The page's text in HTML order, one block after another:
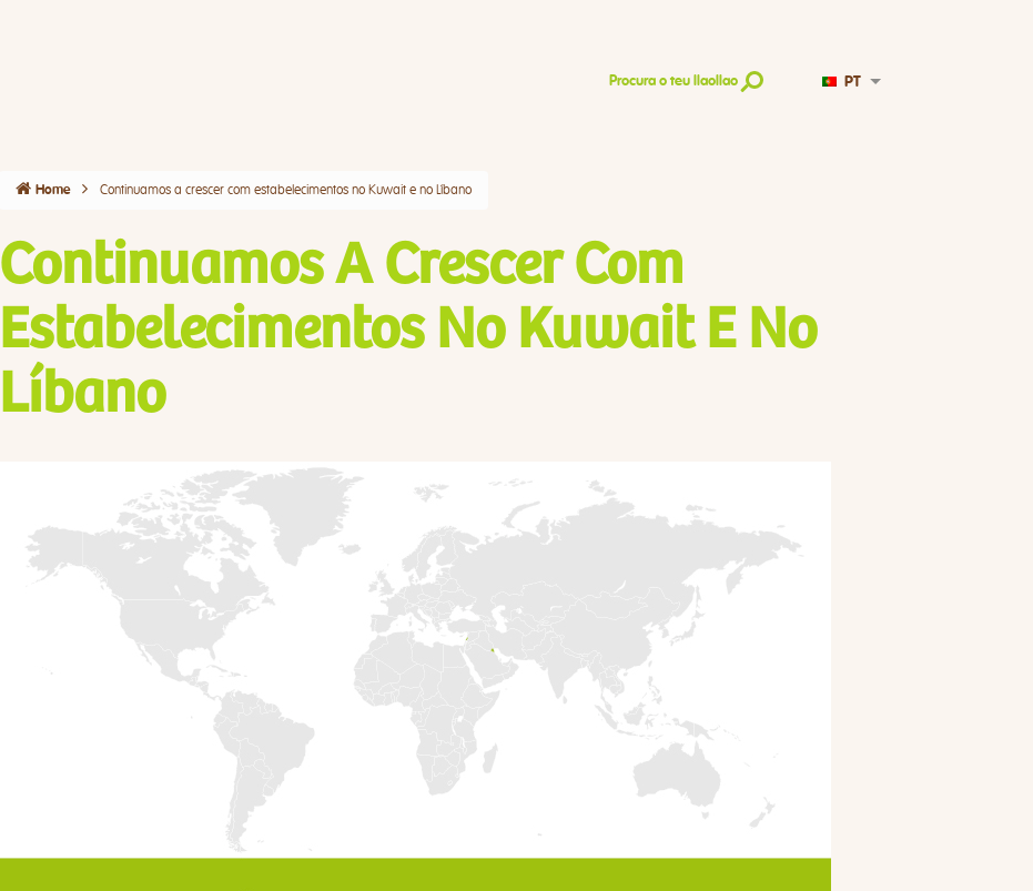
Procura o teu llaollao PT
Home Continuamos a crescer com estabelecimentos no Kuwait e no Líbano
Continuamos A Crescer Com
Estabelecimentos No Kuwait E No
Líbano